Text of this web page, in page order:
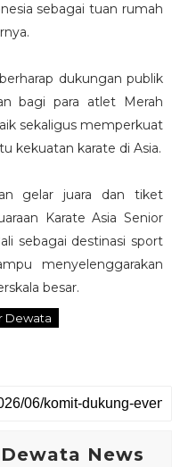
sebagai tuan rumah
dukungan publik
bagi para atlet Merah
sekaligus memperkuat
kekuatan karate di Asia.
gelar juara dan tiket
Karate Asia Senior
sebagai destinasi sport
menyelenggarakan
besar.
Dewata
News